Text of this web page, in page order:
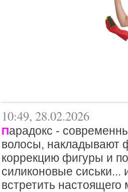
10:49, 28.02.2026
Парадокс -
волосы, накладывают
коррекцию фигуры и
силиконовые сиськи...
встретить настоящего